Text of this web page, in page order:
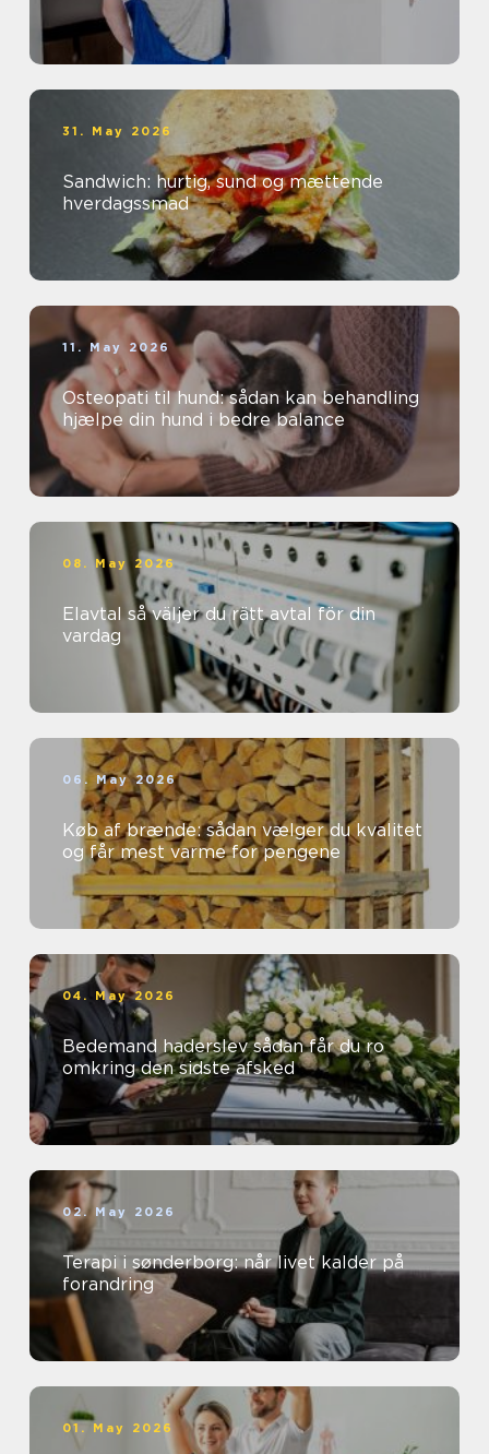
31. May 2026
Sandwich: hurtig, sund og mættende
hverdagssmad
11. May 2026
Osteopati til hund: sådan kan behandling
hjælpe din hund i bedre balance
08. May 2026
Elavtal så väljer du rätt avtal för din
vardag
06. May 2026
Køb af brænde: sådan vælger du kvalitet
og får mest varme for pengene
04. May 2026
Bedemand haderslev sådan får du ro
omkring den sidste afsked
02. May 2026
Terapi i sønderborg: når livet kalder på
forandring
01. May 2026